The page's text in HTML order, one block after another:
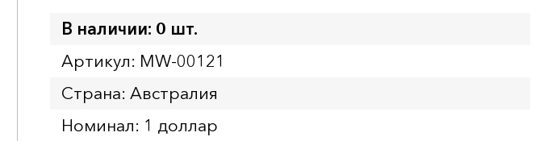
В наличии: 0 шт.
Артикул: MW-00121
Страна: Австралия
Номинал: 1 доллар